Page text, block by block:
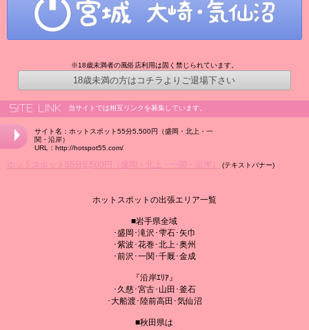
※18歳未満者の風俗店利用は固く禁じられています。
18歳未満の方はコチラよりご退場下さい
当サイトでは相互リンクを募集しています。
サイト名：ホットスポット55分5,500円（盛岡・北上・一
関・沿岸）
URL：http://hotspot55.com/
ホットスポット55分5,500円（盛岡・北上・一関・沿岸） (テキストバナー)
ホットスポットの出張エリア一覧
■岩手県全域
･盛岡･滝沢･雫石･矢巾
･紫波･花巻･北上･奥州
･前沢･一関･千厩･金成
『沿岸ｴﾘｱ』
･久慈･宮古･山田･釜石
･大船渡･陸前高田･気仙沼
■秋田県は